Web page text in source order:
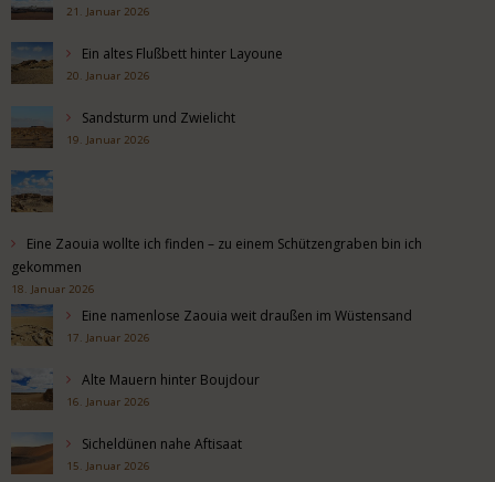
21. Januar 2026
Ein altes Flußbett hinter Layoune
20. Januar 2026
Sandsturm und Zwielicht
19. Januar 2026
Eine Zaouia wollte ich finden – zu einem Schützengraben bin ich
gekommen
18. Januar 2026
Eine namenlose Zaouia weit draußen im Wüstensand
17. Januar 2026
Alte Mauern hinter Boujdour
16. Januar 2026
Sicheldünen nahe Aftisaat
15. Januar 2026